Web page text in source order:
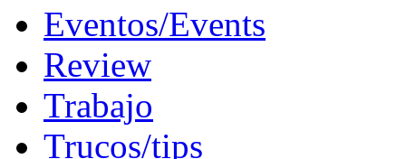
Eventos/Events
Review
Trabajo
Trucos/tips